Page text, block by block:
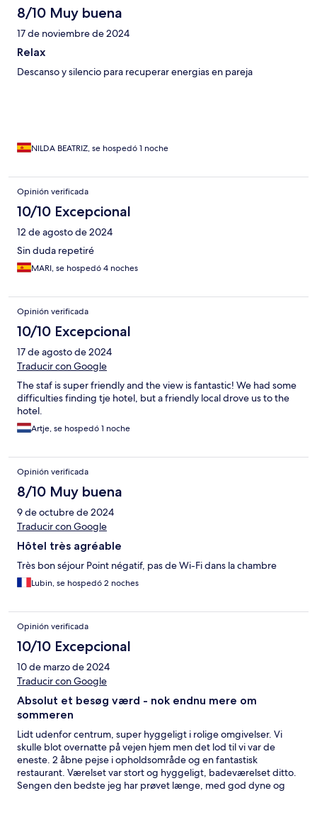
8/10 Muy buena
17 de noviembre de 2024
Relax
Descanso y silencio para recuperar energias en pareja
NILDA BEATRIZ, se hospedó 1 noche
Opinión verificada
10/10 Excepcional
12 de agosto de 2024
Sin duda repetiré
MARI, se hospedó 4 noches
Opinión verificada
10/10 Excepcional
17 de agosto de 2024
Traducir con Google
The staf is super friendly and the view is fantastic! We had some
difficulties finding tje hotel, but a friendly local drove us to the
hotel.
Artje, se hospedó 1 noche
Opinión verificada
8/10 Muy buena
9 de octubre de 2024
Traducir con Google
Hôtel très agréable
Très bon séjour Point négatif, pas de Wi-Fi dans la chambre
Lubin, se hospedó 2 noches
Opinión verificada
10/10 Excepcional
10 de marzo de 2024
Traducir con Google
Absolut et besøg værd - nok endnu mere om
sommeren
Lidt udenfor centrum, super hyggeligt i rolige omgivelser. Vi
skulle blot overnatte på vejen hjem men det lod til vi var de
eneste. 2 åbne pejse i opholdsområde og en fantastisk
restaurant. Værelset var stort og hyggeligt, badeværelset ditto.
Sengen den bedste jeg har prøvet længe, med god dyne og